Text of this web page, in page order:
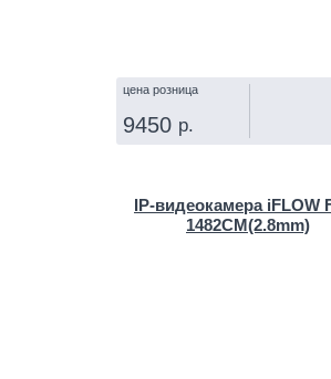
цена розница
9450 р.
IP‑видеокамера iFLOW
1482CM(2.8mm)